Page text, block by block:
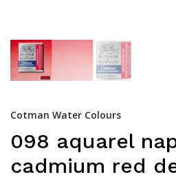
Cotman Water Colours
098 aquarel
cadmium red